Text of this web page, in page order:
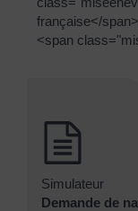
française</
<span
Simulateur
Demande de